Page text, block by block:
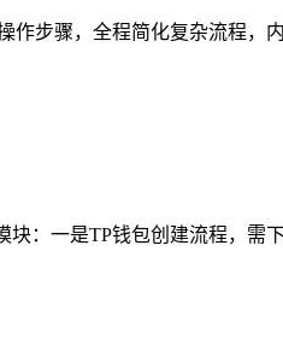
步骤，全程简化复杂流程
块：一是TP钱包创建流程，